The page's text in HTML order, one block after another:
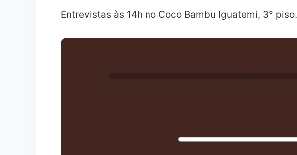
Entrevistas às 14h no Coco Bambu Iguatemi, 3° piso.